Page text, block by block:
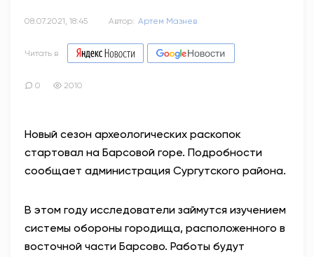
КУЛЬТУРА
СПОРТ
АНТИТЕРРОР
НОВОСТИ
ОФИЦИАЛЬНО
08.07.2021, 18:45 Автор: Артем Мазнев
Читать в
0 2010
Новый сезон археологических раскопок
стартовал на Барсовой горе. Подробности
сообщает администрация Сургутского района.
В этом году исследователи займутся изучением
системы обороны городища, расположенного в
восточной части Барсово. Работы будут